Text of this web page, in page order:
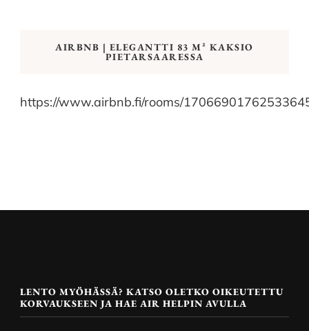
AIRBNB | ELEGANTTI 83 M² KAKSIO
PIETARSAARESSA
https://www.airbnb.fi/rooms/
LENTO MYÖHÄSSÄ? KATSO OLETKO OIKEUTETTU
KORVAUKSEEN JA HAE AIR HELPIN AVULLA